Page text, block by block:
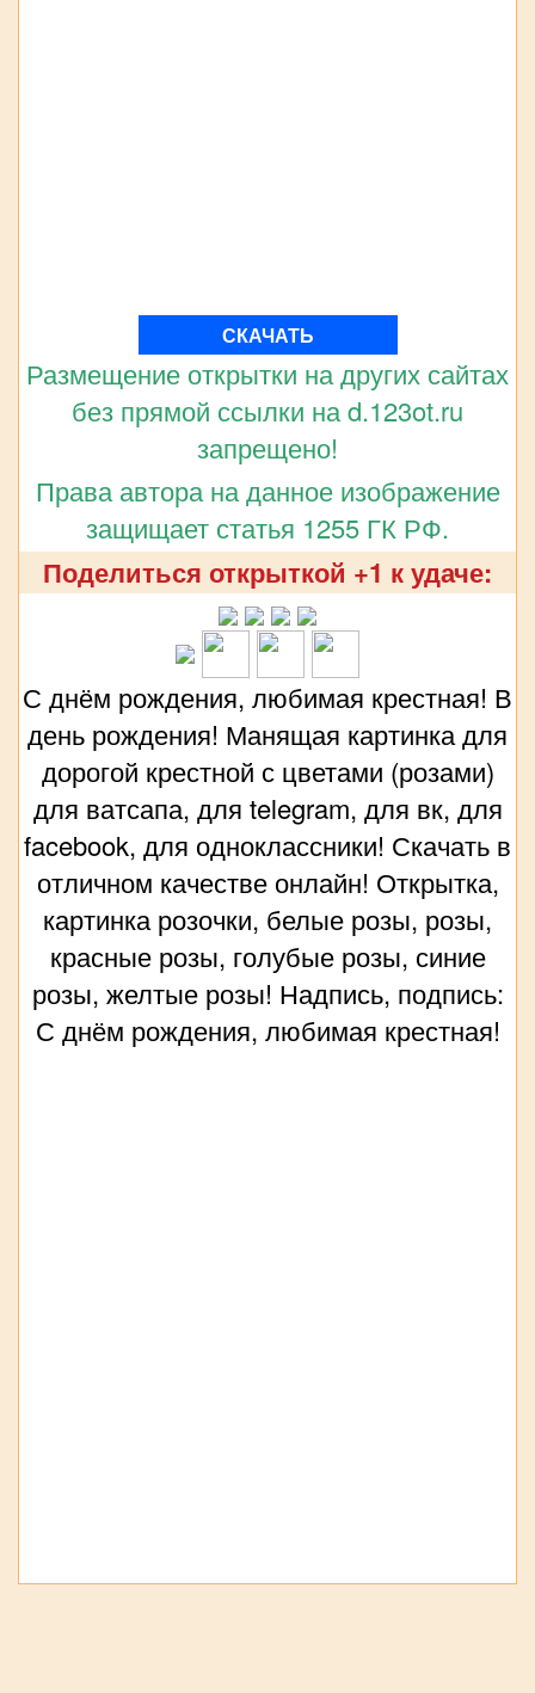
СКАЧАТЬ
Размещение открытки на других сайтах
без прямой ссылки на d.123ot.ru
запрещено!
Права автора на данное изображение
защищает статья 1255 ГК РФ.
Поделиться открыткой +1 к удаче:
С днём рождения, любимая крестная! В
день рождения! Манящая картинка для
дорогой крестной с цветами (розами)
для ватсапа, для telegram, для вк, для
facebook, для одноклассники! Скачать в
отличном качестве онлайн! Открытка,
картинка розочки, белые розы, розы,
красные розы, голубые розы, синие
розы, желтые розы! Надпись, подпись:
С днём рождения, любимая крестная!